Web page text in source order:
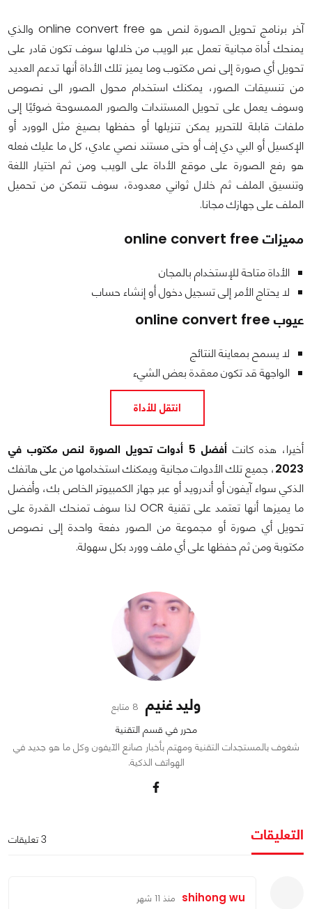
آخر برنامج تحويل الصورة لنص هو online convert free والذي
يمنحك أداة مجانية تعمل عبر الويب من خلالها سوف تكون قادر على
تحويل أي صورة إلى نص مكتوب وما يميز تلك الأداة أنها تدعم العديد
من تنسيقات الصور، يمكنك استخدام محول الصور الى نصوص
وسوف يعمل على تحويل المستندات والصور الممسوحة ضوئيًا إلى
ملفات قابلة للتحرير يمكن تنزيلها أو حفظها بصيغ مثل الوورد أو
الإكسيل أو البي دي إف أو حتى مستند نصي عادي، كل ما عليك فعله
هو رفع الصورة على موقع الأداة على الويب ومن ثم اختيار اللغة
وتنسيق الملف ثم خلال ثواني معدودة، سوف تتمكن من تحميل
الملف على جهازك مجانا.
مميزات online convert free
الأداة متاحة للإستخدام بالمجان
لا يحتاج الأمر إلى تسجيل دخول أو إنشاء حساب
عيوب online convert free
لا يسمح بمعاينة النتائج
الواجهة قد تكون معقدة بعض الشيء
انتقل للأداة
أخيرا، هذه كانت
أفضل 5 أدوات تحويل الصورة لنص مكتوب في
2023، جميع تلك الأدوات مجانية ويمكنك استخدامها من على هاتفك
الذكي سواء آيفون أو أندرويد أو عبر جهاز الكمبيوتر الخاص بك، وأفضل
ما يميزها أنها تعتمد على تقنية OCR لذا سوف تمنحك القدرة على
تحويل أي صورة أو مجموعة من الصور دفعة واحدة إلى نصوص
مكتوبة ومن ثم حفظها على أي ملف وورد بكل سهولة.
وليد غنيم 8 متابع
محرر في قسم التقنية
شغوف بالمستجدات التقنية ومهتم بأخبار صانع الآيفون وكل ما هو جديد في
الهواتف الذكية.
التعليقات 3 تعليقات
shihong wu منذ 11 شهر